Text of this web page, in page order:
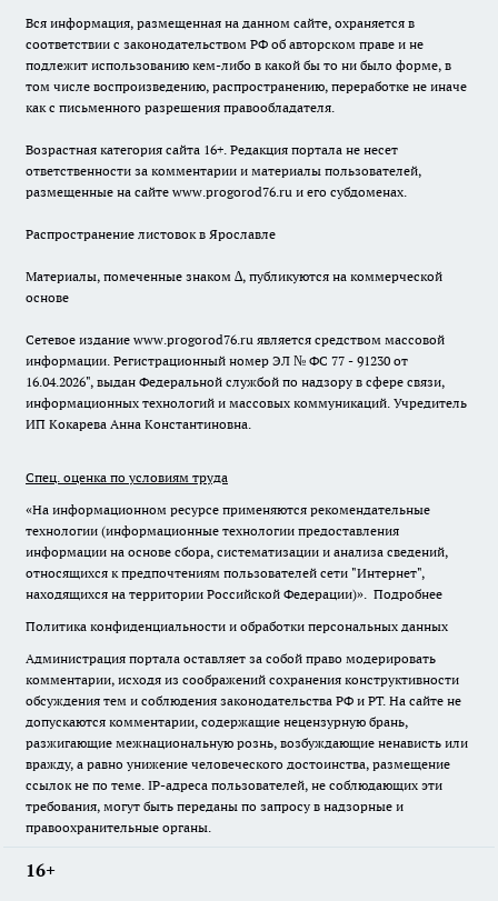
Вся информация, размещенная на данном сайте, охраняется в
соответствии с законодательством РФ об авторском праве и не
подлежит использованию кем-либо в какой бы то ни было форме, в
том числе воспроизведению, распространению, переработке не иначе
как с письменного разрешения правообладателя.
Возрастная категория сайта 16+. Редакция портала не несет
ответственности за комментарии и материалы пользователей,
размещенные на сайте www.progorod76.ru и его субдоменах.
Распространение листовок в Ярославле
Материалы, помеченные знаком ∆, публикуются на коммерческой
основе
Сетевое издание www.progorod76.ru является средством массовой
информации. Регистрационный номер ЭЛ № ФС 77 - 91230 от
16.04.2026", выдан Федеральной службой по надзору в сфере связи,
информационных технологий и массовых коммуникаций. Учредитель
ИП Кокарева Анна Константиновна.
Спец. оценка по условиям труда
«На информационном ресурсе применяются рекомендательные
технологии (информационные технологии предоставления
информации на основе сбора, систематизации и анализа сведений,
относящихся к предпочтениям пользователей сети "Интернет",
находящихся на территории Российской Федерации)». Подробнее
Политика конфиденциальности и обработки персональных данных
Администрация портала оставляет за собой право модерировать
комментарии, исходя из соображений сохранения конструктивности
обсуждения тем и соблюдения законодательства РФ и РТ. На сайте не
допускаются комментарии, содержащие нецензурную брань,
разжигающие межнациональную рознь, возбуждающие ненависть или
вражду, а равно унижение человеческого достоинства, размещение
ссылок не по теме. IP-адреса пользователей, не соблюдающих эти
требования, могут быть переданы по запросу в надзорные и
правоохранительные органы.
16+